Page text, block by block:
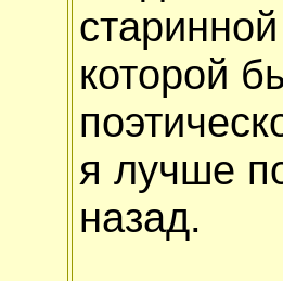
которой
я лучше
назад.